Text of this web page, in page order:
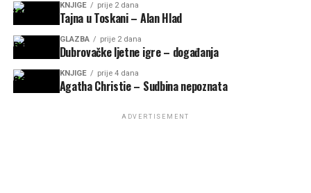
KNJIGE prije 2 dana
Tajna u Toskani – Alan Hlad
GLAZBA prije 2 dana
Dubrovačke ljetne igre – događanja
KNJIGE prije 4 dana
Agatha Christie – Sudbina nepoznata
ADVERTISEMENT